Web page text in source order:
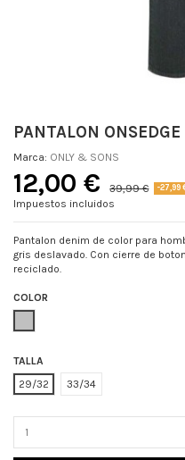
PANTALON
Marca: ONLY & SONS
12,00 € 39,99 € -27,99
Impuestos incluidos
Pantalon denim de color para
gris deslavado. Con cierre de
reciclado.
COLOR
TALLA
29/32
33/34